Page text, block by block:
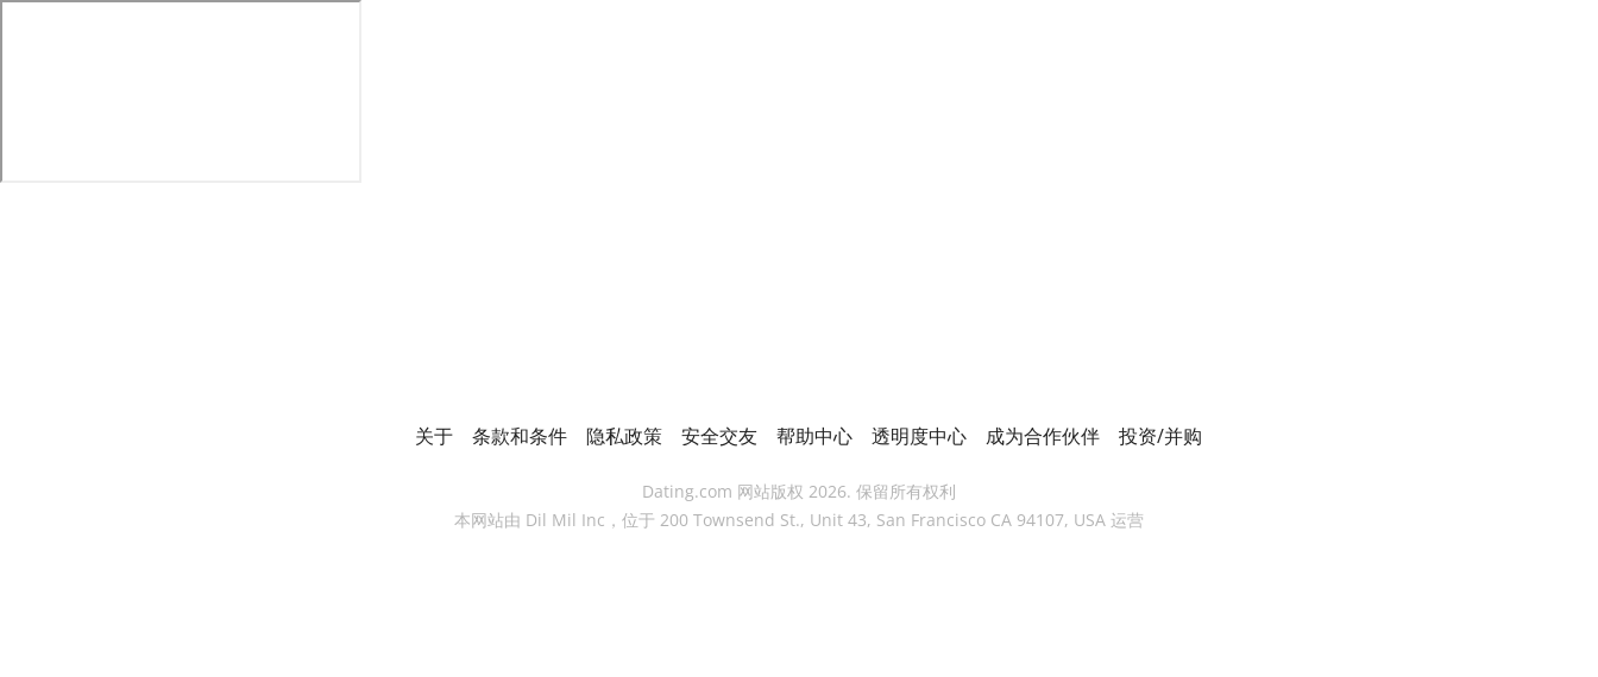
关于 条款和条件 隐私政策 安全交友 帮助中心 透明度中心 成为合作伙伴 投资/并购
Dating.com 网站版权 2026. 保留所有权利
本网站由 Dil Mil Inc，位于 200 Townsend St., Unit 43, San Francisco CA 94107, USA 运营